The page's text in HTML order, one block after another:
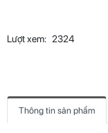
Lượt xem: 2324
Thông tin sản phẩm